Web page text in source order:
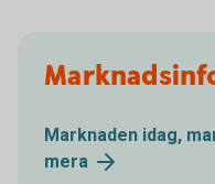
Marknaden idag,
mera